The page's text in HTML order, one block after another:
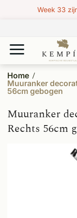
Week 33
Home
Muuranker
56cm gebogen
Muuranker
Rechts 56cm